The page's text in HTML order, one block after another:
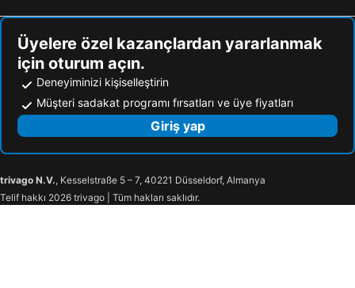
Üyelere özel kazançlardan yararlanmak
için oturum açın.
Deneyiminizi kişiselleştirin
Müşteri sadakat programı fırsatları ve üye fiyatları
Giriş yap
trivago N.V., Kesselstraße 5 – 7, 40221 Düsseldorf, Almanya
Telif hakkı 2026 trivago | Tüm hakları saklıdır.